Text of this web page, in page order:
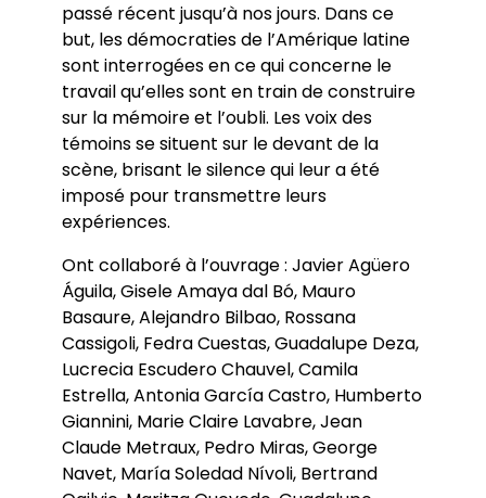
passé récent jusqu’à nos jours. Dans ce
but, les démocraties de l’Amérique latine
sont interrogées en ce qui concerne le
travail qu’elles sont en train de construire
sur la mémoire et l’oubli. Les voix des
témoins se situent sur le devant de la
scène, brisant le silence qui leur a été
imposé pour transmettre leurs
expériences.
Ont collaboré à l’ouvrage : Javier Agüero
Águila, Gisele Amaya dal Bó, Mauro
Basaure, Alejandro Bilbao, Rossana
Cassigoli, Fedra Cuestas, Guadalupe Deza,
Lucrecia Escudero Chauvel, Camila
Estrella, Antonia García Castro, Humberto
Giannini, Marie Claire Lavabre, Jean
Claude Metraux, Pedro Miras, George
Navet, María Soledad Nívoli, Bertrand